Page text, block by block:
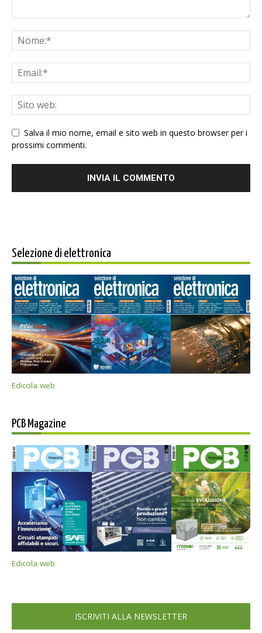
Salva il mio nome, email e sito web in questo browser per i
prossimi commenti.
Selezione di elettronica
Edicola web
PCB Magazine
Edicola web
ISCRIVITI ALLA NEWSLETTER